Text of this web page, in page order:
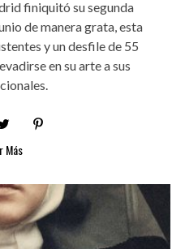
finiquitó su segunda
de manera grata, esta
y un desfile de 55
en su arte a sus
Más